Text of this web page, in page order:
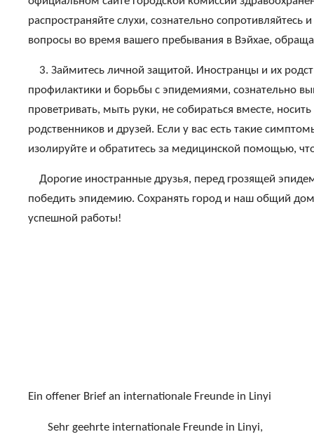
распространяйте слухи, сознательно
вопросы во время вашего пребывания в Вэйхае,
3. Займитесь личной защитой. Иностранцы и их
профилактики и борьбы с эпидемиями, сознательно
проветривать, мыть руки, не собираться вместе,
родственников и друзей. Если у вас есть такие
изолируйте и обратитесь за медицинской помощью,
Дорогие иностранные друзья, перед грозящей
победить эпидемию. Сохранять город и наш общий
успешной работы!
Ein offener Brief an internationale Freunde in Linyi
Sehr geehrte internationale Freunde in Linyi,